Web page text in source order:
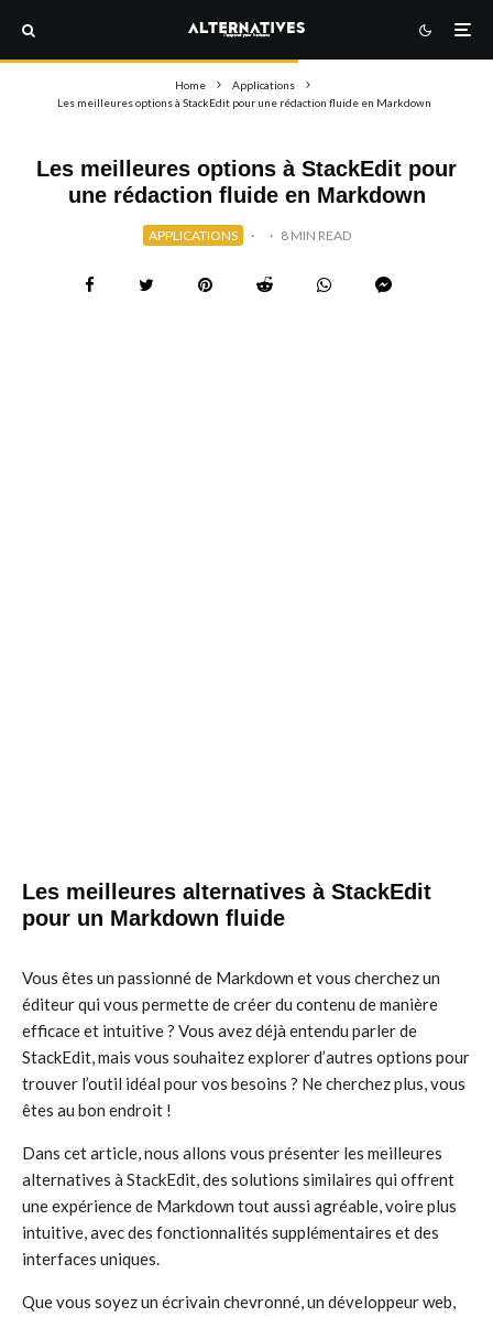
Home
Applications
Les meilleures options à StackEdit pour une rédaction fluide en Markdown
Les meilleures options à StackEdit pour
une rédaction fluide en Markdown
APPLICATIONS · · 8 MIN READ
Les meilleures alternatives à StackEdit
pour un Markdown fluide
Vous êtes un passionné de Markdown et vous cherchez un
éditeur qui vous permette de créer du contenu de manière
efficace et intuitive ? Vous avez déjà entendu parler de
StackEdit, mais vous souhaitez explorer d’autres options pour
trouver l’outil idéal pour vos besoins ? Ne cherchez plus, vous
êtes au bon endroit !
Dans cet article, nous allons vous présenter les meilleures
alternatives à StackEdit, des solutions similaires qui offrent
une expérience de Markdown tout aussi agréable, voire plus
intuitive, avec des fonctionnalités supplémentaires et des
interfaces uniques.
Que vous soyez un écrivain chevronné, un développeur web,